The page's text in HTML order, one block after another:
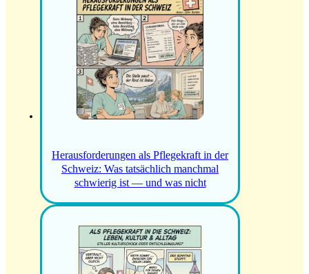
Herausforderungen als Pflegekraft in der
Schweiz: Was tatsächlich manchmal
schwierig ist — und was nicht